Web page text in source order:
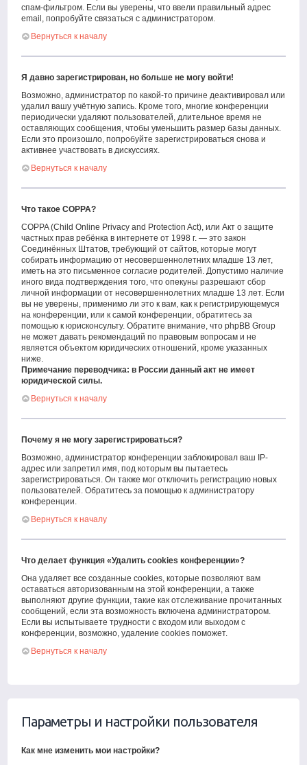
спам-фильтром. Если вы уверены, что ввели правильный адрес
email, попробуйте связаться с администратором.
Вернуться к началу
Я давно зарегистрирован, но больше не могу войти!
Возможно, администратор по какой-то причине деактивировал или
удалил вашу учётную запись. Кроме того, многие конференции
периодически удаляют пользователей, длительное время не
оставляющих сообщения, чтобы уменьшить размер базы данных.
Если это произошло, попробуйте зарегистрироваться снова и
активнее участвовать в дискуссиях.
Вернуться к началу
Что такое COPPA?
COPPA (Child Online Privacy and Protection Act), или Акт о защите
частных прав ребёнка в интернете от 1998 г. — это закон
Соединённых Штатов, требующий от сайтов, которые могут
собирать информацию от несовершеннолетних младше 13 лет,
иметь на это письменное согласие родителей. Допустимо наличие
иного вида подтверждения того, что опекуны разрешают сбор
личной информации от несовершеннолетних младше 13 лет. Если
вы не уверены, применимо ли это к вам, как к регистрирующемуся
на конференции, или к самой конференции, обратитесь за
помощью к юрисконсульту. Обратите внимание, что phpBB Group
не может давать рекомендаций по правовым вопросам и не
является объектом юридических отношений, кроме указанных
ниже.
Примечание переводчика: в России данный акт не имеет
юридической силы.
Вернуться к началу
Почему я не могу зарегистрироваться?
Возможно, администратор конференции заблокировал ваш IP-
адрес или запретил имя, под которым вы пытаетесь
зарегистрироваться. Он также мог отключить регистрацию новых
пользователей. Обратитесь за помощью к администратору
конференции.
Вернуться к началу
Что делает функция «Удалить cookies конференции»?
Она удаляет все созданные cookies, которые позволяют вам
оставаться авторизованным на этой конференции, а также
выполняют другие функции, такие как отслеживание прочитанных
сообщений, если эта возможность включена администратором.
Если вы испытываете трудности с входом или выходом с
конференции, возможно, удаление cookies поможет.
Вернуться к началу
Параметры и настройки пользователя
Как мне изменить мои настройки?